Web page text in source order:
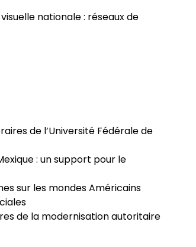
nationale : réseaux de
de l’Université Fédérale de
: un support pour le
sur les mondes Américains
de la modernisation autoritaire